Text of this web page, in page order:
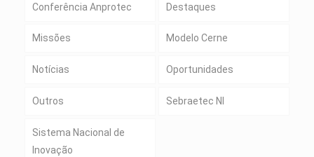
Conferência Anprotec Destaques
Missões Modelo Cerne
Notícias Oportunidades
Outros Sebraetec NI
Sistema Nacional de
Inovação